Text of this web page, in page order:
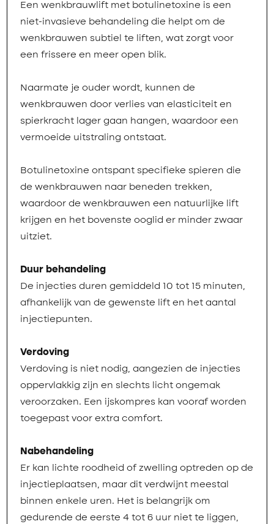
Een wenkbrauwlift met botulinetoxine is een
niet-invasieve behandeling die helpt om de
wenkbrauwen subtiel te liften, wat zorgt voor
een frissere en meer open blik.
Naarmate je ouder wordt, kunnen de
wenkbrauwen door verlies van elasticiteit en
spierkracht lager gaan hangen, waardoor een
vermoeide uitstraling ontstaat.
Botulinetoxine ontspant specifieke spieren die
de wenkbrauwen naar beneden trekken,
waardoor de wenkbrauwen een natuurlijke lift
krijgen en het bovenste ooglid er minder zwaar
uitziet.
Duur behandeling
De injecties duren gemiddeld 10 tot 15 minuten,
afhankelijk van de gewenste lift en het aantal
injectiepunten.
Verdoving
Verdoving is niet nodig, aangezien de injecties
oppervlakkig zijn en slechts licht ongemak
veroorzaken. Een ijskompres kan vooraf worden
toegepast voor extra comfort.
Nabehandeling
Er kan lichte roodheid of zwelling optreden op de
injectieplaatsen, maar dit verdwijnt meestal
binnen enkele uren. Het is belangrijk om
gedurende de eerste 4 tot 6 uur niet te liggen,